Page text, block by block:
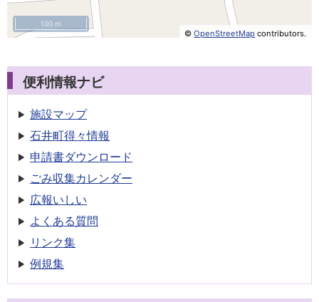
©OpenStreetMap contributors.
100 m
便利情報ナビ
施設マップ
石井町得々情報
申請書ダウンロード
ごみ収集カレンダー
広報いしい
よくある質問
リンク集
例規集